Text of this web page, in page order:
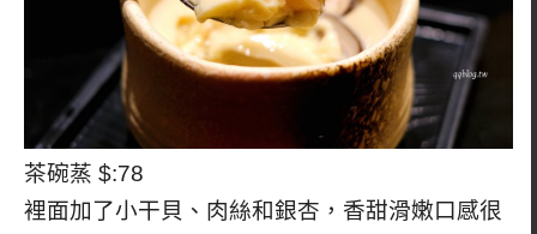
茶碗蒸 $:78
裡面加了小干貝、肉絲和銀杏，香甜滑嫩口感很